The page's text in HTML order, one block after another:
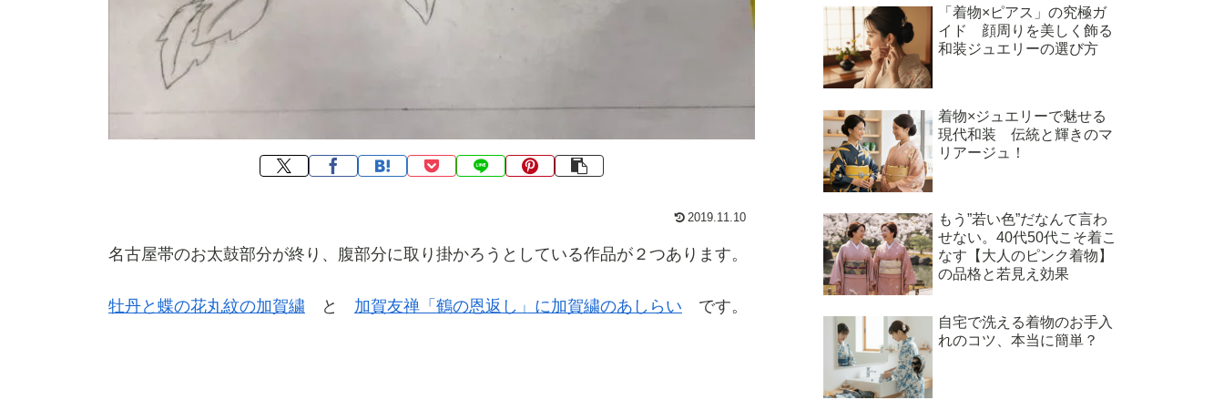
2019.11.10
名古屋帯のお太鼓部分が終り、腹部分に取り掛かろうとしている作品が２つあります。
牡丹と蝶の花丸紋の加賀繍 と 加賀友禅「鶴の恩返し」に加賀繍のあしらい です。
「着物×ピアス」の究極ガ
イド 顔周りを美しく飾る
和装ジュエリーの選び方
着物×ジュエリーで魅せる
現代和装 伝統と輝きのマ
リアージュ！
もう”若い色”だなんて言わ
せない。40代50代こそ着こ
なす【大人のピンク着物】
の品格と若見え効果
自宅で洗える着物のお手入
れのコツ、本当に簡単？